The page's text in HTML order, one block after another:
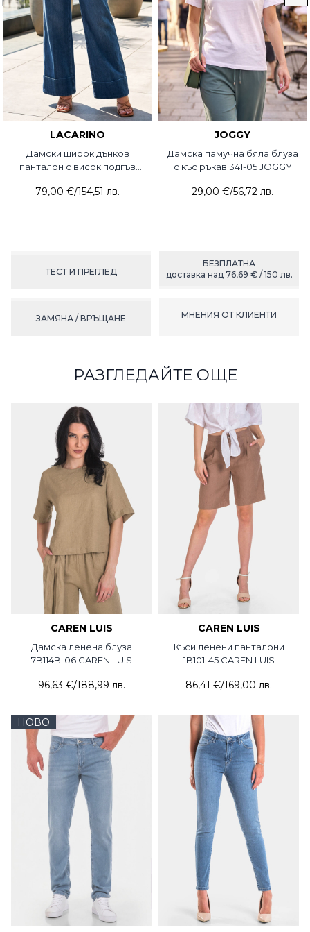
LACARINO
Дамски широк дънков
панталон с висок подгъв
79,00 €/154,51 лв.
JOGGY
Дамска памучна бяла блуза
с къс ръкав 341-05 JOGGY
29,00 €/56,72 лв.
ТЕСТ И ПРЕГЛЕД
БЕЗПЛАТНА
доставка над 76,69 € / 150 лв.
ЗАМЯНА / ВРЪЩАНЕ МНЕНИЯ ОТ КЛИЕНТИ
РАЗГЛЕДАЙТЕ ОЩЕ
CAREN LUIS
Дамска ленена блуза
7B114B-06 CAREN LUIS
96,63 €/188,99 лв.
CAREN LUIS
Къси ленени панталони
1B101-45 CAREN LUIS
86,41 €/169,00 лв.
НОВО